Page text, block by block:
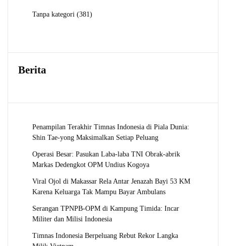
Tanpa kategori 381381
Berita
Penampilan Terakhir Timnas Indonesia di Piala Dunia:
Shin Tae-yong Maksimalkan Setiap Peluang
Operasi Besar: Pasukan Laba-laba TNI Obrak-abrik
Markas Dedengkot OPM Undius Kogoya
Viral Ojol di Makassar Rela Antar Jenazah Bayi 53 KM
Karena Keluarga Tak Mampu Bayar Ambulans
Serangan TPNPB-OPM di Kampung Timida: Incar
Militer dan Milisi Indonesia
Timnas Indonesia Berpeluang Rebut Rekor Langka